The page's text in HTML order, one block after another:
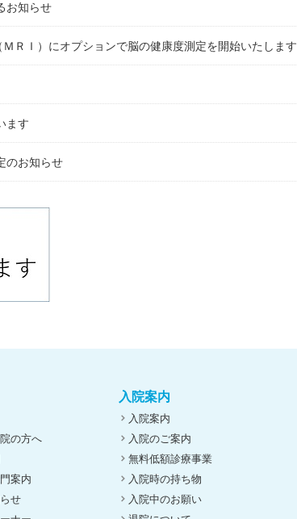
お知らせ
ＲＩ）にオプションで脳の健康度測定を開始いたします
ます
のお知らせ
の方へ
案内
せ
入院案内
入院案内
入院のご案内
無料低額診療事業
入院時の持ち物
入院中のお願い